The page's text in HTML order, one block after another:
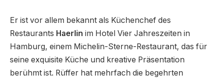
Er ist vor allem bekannt als Küchenchef des
Restaurants Haerlin im Hotel Vier Jahreszeiten in
Hamburg, einem Michelin-Sterne-Restaurant, das für
seine exquisite Küche und kreative Präsentation
berühmt ist. Rüffer hat mehrfach die begehrten